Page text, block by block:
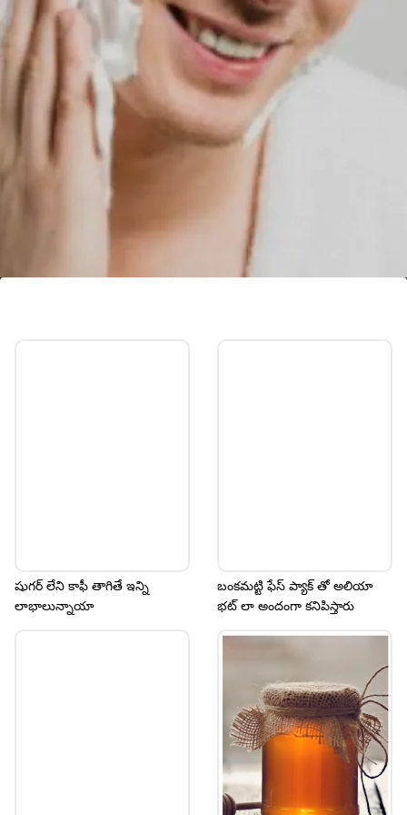
షుగర్ లేని కాఫీ తాగితే ఇన్ని
లాభాలున్నాయా
బంకమట్టి ఫేస్ ప్యాక్ తో అలియా
భట్ లా అందంగా కనిపిస్తారు